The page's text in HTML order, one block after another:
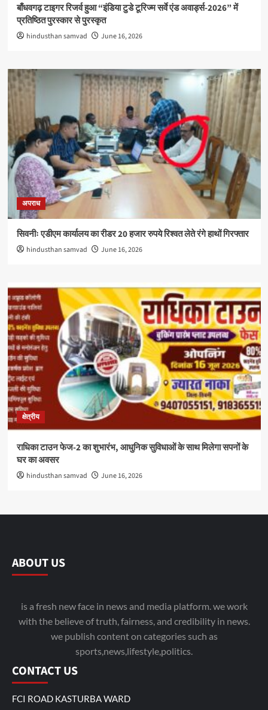
बाँधवगढ़ टाइगर रिजर्व हुआ “इंडिया टुडे टूरिज्म सर्वे एंड अवार्ड्स-2026” में
प्रतिष्ठित पुरस्कार से पुरस्कृत
hindusthan samvad June 16, 2026
अपराध
सिवनीः एडीएम कार्यालय का रीडर 20 हजार रुपये रिश्वत लेते रंगे हाथों गिरफ्तार
hindusthan samvad June 16, 2026
क्षेत्रीय
राधिका टाउन फेज-2 का शुभारंभ, आधुनिक सुविधाओं के साथ मिलेगा सपनों के
घर का अवसर
hindusthan samvad June 16, 2026
ABOUT US
is a fresh new face in news and media platform. we work
with the believe of truth, fairness, and credibility in news.
we publish content on categories such as
sports,news,lifestyle,politics.
CONTACT US
FCI ROAD KASTURBA WARD